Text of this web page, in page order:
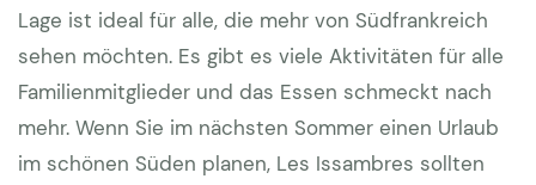
Lage ist ideal für alle, die mehr von Südfrankreich
sehen möchten. Es gibt es viele Aktivitäten für alle
Familienmitglieder und das Essen schmeckt nach
mehr. Wenn Sie im nächsten Sommer einen Urlaub
im schönen Süden planen, Les Issambres sollten